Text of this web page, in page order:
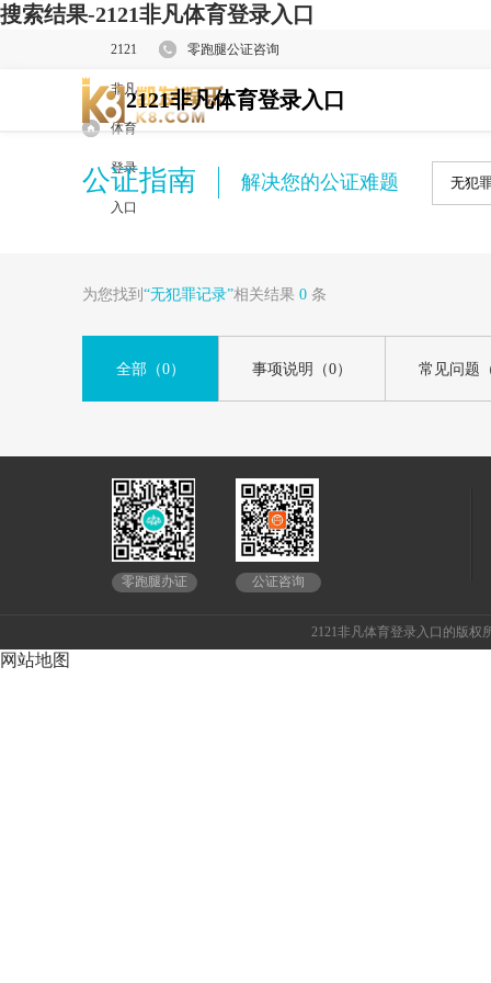
搜索结果-2121非凡体育登录入口
2121
非凡
体育
登录
入口
零跑腿公证咨询
2121非凡体育登录入口
公证指南 解决您的公证难题
为您找到 “无犯罪记录”相关结果 0 条
全部 （0） 事项说明 （0） 常见问题
零跑腿办证 公证咨询
2121非凡体育登录入口的版
网站地图